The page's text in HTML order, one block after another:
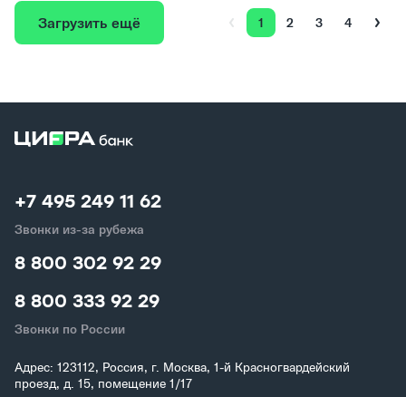
Загрузить ещё 1 2 3 4
+7 495 249 11 62
Звонки из-за рубежа
8 800 302 92 29
8 800 333 92 29
Звонки по России
Адрес: 123112, Россия, г. Москва, 1-й Красногвардейский
проезд, д. 15, помещение 1/17